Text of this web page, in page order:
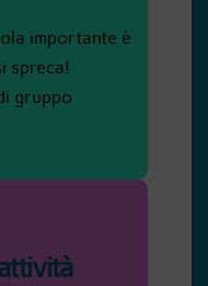
importante è
spreca!
gruppo